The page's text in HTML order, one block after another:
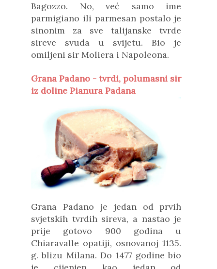
Bagozzo. No, već samo ime
parmigiano ili parmesan postalo je
sinonim za sve talijanske tvrde
sireve svuda u svijetu. Bio je
omiljeni sir Moliera i Napoleona.
Grana Padano - tvrdi, polumasni sir
iz doline Pianura Padana
Grana Padano je jedan od prvih
svjetskih tvrdih sireva, a nastao je
prije gotovo 900 godina u
Chiaravalle opatiji, osnovanoj 1135.
g. blizu Milana. Do 1477 godine bio